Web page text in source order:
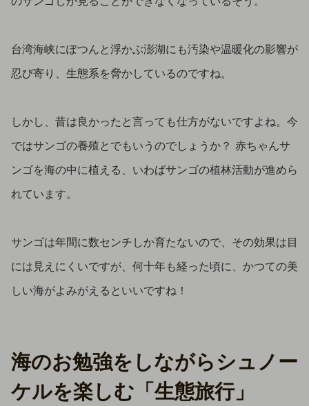
台湾海峡にぽつんと浮かぶ澎湖にも汚染や温暖化の影響が
忍び寄り、生態系を脅かしているのですね。
しかし、昔は良かったと言っても仕方がないですよね。今
ではサンゴの養殖とでもいうのでしょうか？ 赤ちゃんサ
ンゴを海の中に植える、いわばサンゴの植林活動が進めら
れています。
サンゴは年間に数センチしか育たないので、その効果は目
には見えにくいですが、何十年も経った頃に、かつての美
しい海がよみがえるといいですね！
海のお勉強をしながらシュノー
ケルを楽しむ「生態旅行」